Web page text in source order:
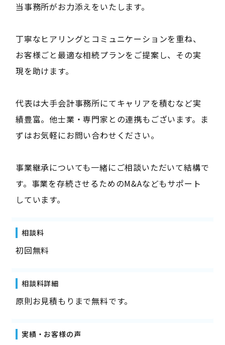
当事務所がお力添えをいたします。
丁寧なヒアリングとコミュニケーションを重ね、
お客様ごと最適な相続プランをご提案し、その実
現を助けます。
代表は大手会計事務所にてキャリアを積むなど実
績豊富。他士業・専門家との連携もございます。ま
ずはお気軽にお問い合わせください。
事業継承についても一緒にご相談いただいて結構で
す。事業を存続させるためのM&Aなどもサポート
しています。
相談料
初回無料
相談料詳細
原則お見積もりまで無料です。
実績・お客様の声